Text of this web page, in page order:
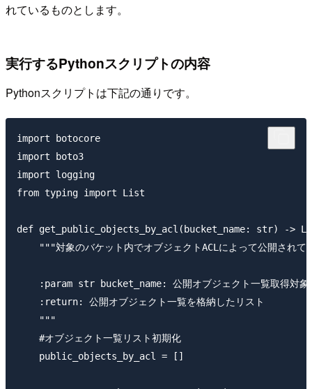
れているものとします。
実行するPythonスクリプトの内容
Pythonスクリプトは下記の通りです。
import botocore
import boto3
import logging
from typing import List
def get_public_objects_by_acl(bucket_name: str) ->
"""対象のバケット内でオブジェクトACLによって公開されて
:param str bucket_name: 公開オブジェクト一覧取得対象
    :return: 公開オブジェクト一覧を格納したリスト
    """
    #オブジェクト一覧リスト初期化
    public_objects_by_acl = []